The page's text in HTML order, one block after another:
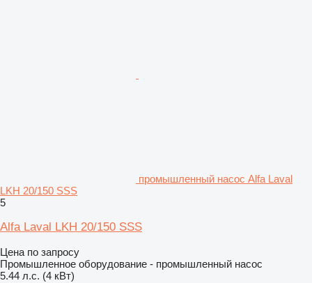
промышленный насос Alfa Laval
LKH 20/150 SSS
5
Alfa Laval LKH 20/150 SSS
Цена по запросу
Промышленное оборудование - промышленный насос
5.44 л.с. (4 кВт)